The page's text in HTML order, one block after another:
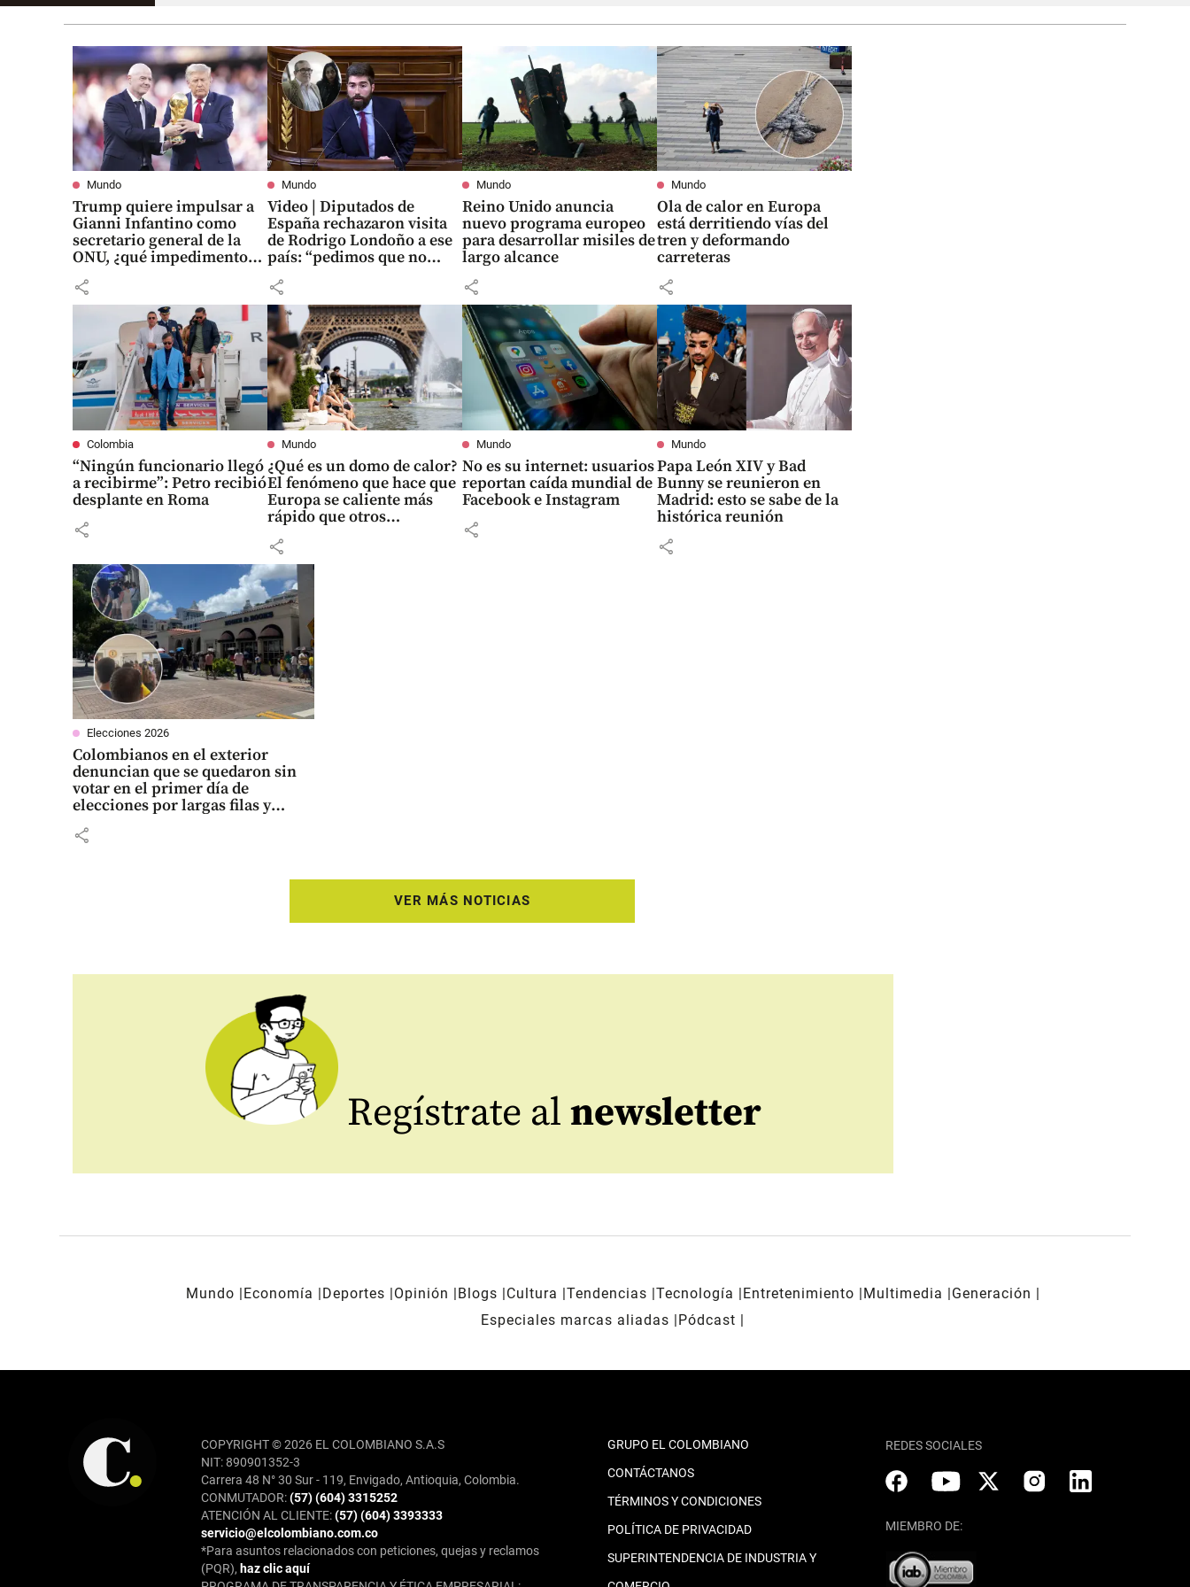
Mundo
Trump quiere impulsar a
Gianni Infantino como
secretario general de la
ONU, ¿qué impedimentos
tendría?
share
Mundo
Video | Diputados de
España rechazaron visita
de Rodrigo Londoño a ese
país: “pedimos que no
vuelva a suceder”
share
Mundo
Reino Unido anuncia
nuevo programa europeo
para desarrollar misiles de
largo alcance
share
Mundo
Ola de calor en Europa
está derritiendo vías del
tren y deformando
carreteras
share
Colombia
“Ningún funcionario llegó
a recibirme”: Petro recibió
desplante en Roma
share
Mundo
¿Qué es un domo de calor?
El fenómeno que hace que
Europa se caliente más
rápido que otros
continentes
share
Mundo
No es su internet: usuarios
reportan caída mundial de
Facebook e Instagram
share
Mundo
Papa León XIV y Bad
Bunny se reunieron en
Madrid: esto se sabe de la
histórica reunión
share
Elecciones 2026
Colombianos en el exterior
denuncian que se quedaron sin
votar en el primer día de
elecciones por largas filas y
retrasos
share
VER MÁS NOTICIAS
Regístrate al newsletter
Mundo Economía Deportes Opinión Blogs Cultura Tendencias Tecnología Entretenimiento Multimedia
Generación
Especiales marcas aliadas
Pódcast
COPYRIGHT © 2026 EL COLOMBIANO S.A.S
NIT: 890901352-3
Carrera 48 N° 30 Sur - 119, Envigado, Antioquia, Colombia.
CONMUTADOR:(57) (604) 3315252
ATENCIÓN AL CLIENTE:(57) (604) 3393333
servicio@elcolombiano.com.co
*Para asuntos relacionados con peticiones, quejas y reclamos
(PQR), haz clic aquí
GRUPO EL COLOMBIANO
CONTÁCTANOS
TÉRMINOS Y CONDICIONES
POLÍTICA DE PRIVACIDAD
SUPERINTENDENCIA DE INDUSTRIA Y
REDES SOCIALES
MIEMBRO DE: